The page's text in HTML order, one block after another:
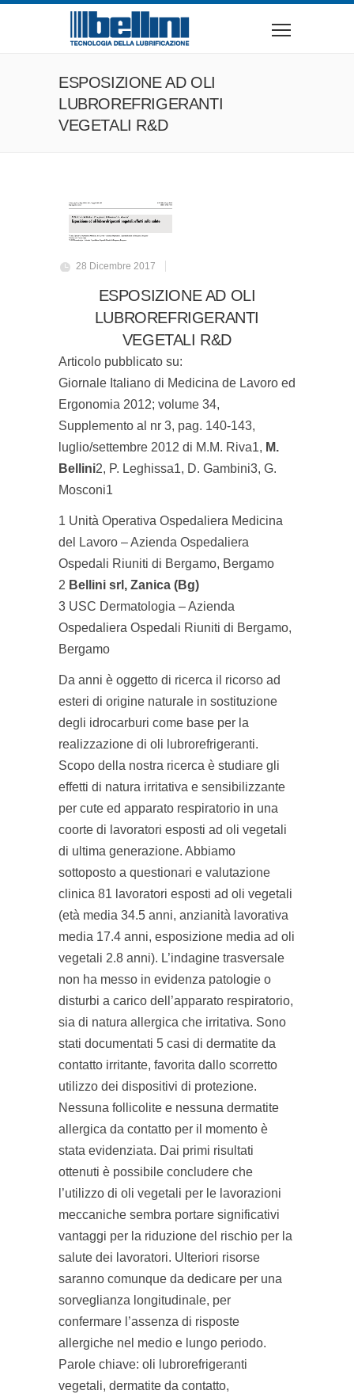
ESPOSIZIONE AD OLI
LUBROREFRIGERANTI
VEGETALI R&D
28 Dicembre 2017
ESPOSIZIONE AD OLI
LUBROREFRIGERANTI
VEGETALI R&D
Articolo pubblicato su:
Giornale Italiano di Medicina de Lavoro ed
Ergonomia 2012; volume 34,
Supplemento al nr 3, pag. 140-143,
luglio/settembre 2012 di M.M. Riva1, M.
Bellini2, P. Leghissa1, D. Gambini3, G.
Mosconi1
1 Unità Operativa Ospedaliera Medicina
del Lavoro – Azienda Ospedaliera
Ospedali Riuniti di Bergamo, Bergamo
2 Bellini srl, Zanica (Bg)
3 USC Dermatologia – Azienda
Ospedaliera Ospedali Riuniti di Bergamo,
Bergamo
Da anni è oggetto di ricerca il ricorso ad
esteri di origine naturale in sostituzione
degli idrocarburi come base per la
realizzazione di oli lubrorefrigeranti.
Scopo della nostra ricerca è studiare gli
effetti di natura irritativa e sensibilizzante
per cute ed apparato respiratorio in una
coorte di lavoratori esposti ad oli vegetali
di ultima generazione. Abbiamo
sottoposto a questionari e valutazione
clinica 81 lavoratori esposti ad oli vegetali
(età media 34.5 anni, anzianità lavorativa
media 17.4 anni, esposizione media ad oli
vegetali 2.8 anni). L’indagine trasversale
non ha messo in evidenza patologie o
disturbi a carico dell’apparato respiratorio,
sia di natura allergica che irritativa. Sono
stati documentati 5 casi di dermatite da
contatto irritante, favorita dallo scorretto
utilizzo dei dispositivi di protezione.
Nessuna follicolite e nessuna dermatite
allergica da contatto per il momento è
stata evidenziata. Dai primi risultati
ottenuti è possibile concludere che
l’utilizzo di oli vegetali per le lavorazioni
meccaniche sembra portare significativi
vantaggi per la riduzione del rischio per la
salute dei lavoratori. Ulteriori risorse
saranno comunque da dedicare per una
sorveglianza longitudinale, per
confermare l’assenza di risposte
allergiche nel medio e lungo periodo.
Parole chiave: oli lubrorefrigeranti
vegetali, dermatite da contatto,